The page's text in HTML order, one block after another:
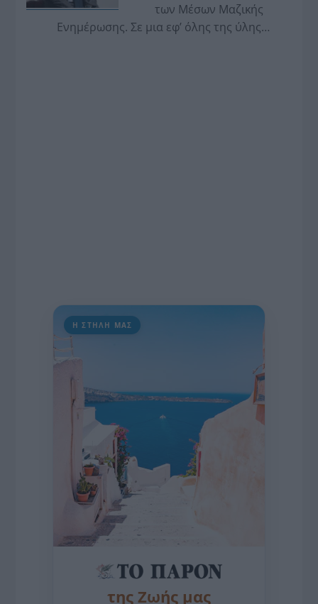
των Μέσων Μαζικής
Ενημέρωσης. Σε μια εφ’ όλης της ύλης
Η ΣΤΗΛΗ ΜΑΣ
της Ζωής μας